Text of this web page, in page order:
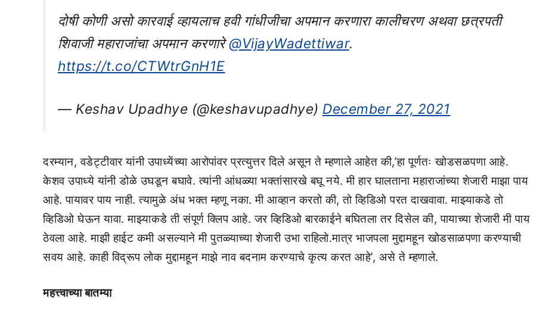
दोषी कोणी असो कारवाई व्हायलाच हवी गांधीजीचा अपमान करणारा कालीचरण अथवा छत्रपती
शिवाजी महाराजांचा अपमान करणारे@VijayWadettiwar.
https://t.co/CTWtrGnH1E
— Keshav Upadhye (@keshavupadhye) December 27, 2021
दरम्यान, वडेट्टीवार यांनी उपाध्येंच्या आरोपांवर प्रत्युत्तर दिले असून ते म्हणाले आहेत की,’हा पूर्णतः खोडसळपणा आहे.
केशव उपाध्ये यांनी डोळे उघडून बघावे. त्यांनी आंधळ्या भक्तांसारखे बघू नये. मी हार घालताना महाराजांच्या शेजारी माझा पाय
आहे. पायावर पाय नाही. त्यामुळे अंध भक्त म्हणू नका. मी आव्हान करतो की, तो व्हिडिओ परत दाखवावा. माझ्याकडे तो
व्हिडिओ घेऊन यावा. माझ्याकडे ती संपूर्ण क्लिप आहे. जर व्हिडिओ बारकाईने बघितला तर दिसेल की, पायाच्या शेजारी मी पाय
ठेवला आहे. माझी हाईट कमी असल्याने मी पुतळ्याच्या शेजारी उभा राहिलो.मात्र भाजपला मुद्दामहून खोडसाळपणा करण्याची
सवय आहे. काही विद्रूप लोक मुद्दामहून माझे नाव बदनाम करण्याचे कृत्य करत आहे’, असे ते म्हणाले.
महत्त्वाच्या बातम्या